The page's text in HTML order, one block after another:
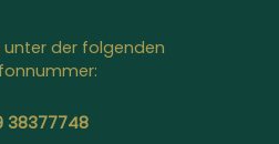
unter der folgenden
38377748